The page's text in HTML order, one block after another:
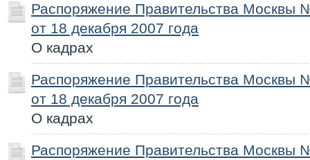
Распоряжение Правительства Москвы
от 18 декабря 2007 года
О кадрах
Распоряжение Правительства Москвы
от 18 декабря 2007 года
О кадрах
Распоряжение Правительства Москвы